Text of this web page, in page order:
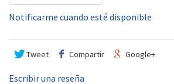
Notificarme cuando esté disponible
Tweet Compartir Google+
Escribir una reseña